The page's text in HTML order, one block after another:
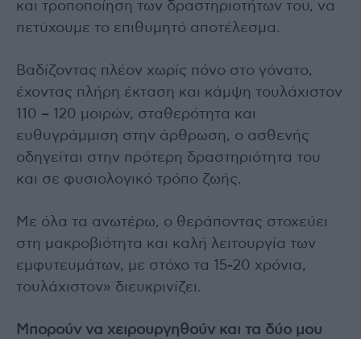
και τροποποίηση των δραστηριοτήτων του, να
πετύχουμε το επιθυμητό αποτέλεσμα.
Βαδίζοντας πλέον χωρίς πόνο στο γόνατο,
έχοντας πλήρη έκταση και κάμψη τουλάχιστον
110 – 120 μοιρών, σταθερότητα και
ευθυγράμμιση στην άρθρωση, ο ασθενής
οδηγείται στην πρότερη δραστηριότητα του
και σε φυσιολογικό τρόπο ζωής.
Με όλα τα ανωτέρω, ο θεράποντας στοχεύει
στη μακροβιότητα και καλή λειτουργία των
εμφυτευμάτων, με στόχο τα 15-20 χρόνια,
τουλάχιστον» διευκρινίζει.
Μπορούν να χειρουργηθούν και τα δύο μου